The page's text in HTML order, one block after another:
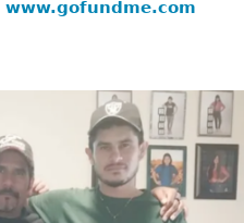
www.gofundme.com